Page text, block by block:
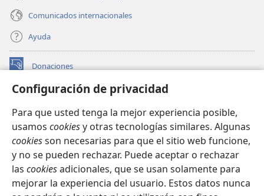
Configuración de privacidad
Para que usted tenga la mejor experiencia posible,
usamos cookiesy otras tecnologías similares. Algunas
cookiesson necesarias para que el sitio web funcione,
y no se pueden rechazar. Puede aceptar o rechazar
las cookiesadicionales, que se usan solamente para
mejorar la experiencia del usuario. Estos datos nunca
Comunicados internacionales
Ayuda
Donaciones
(abre
una
nueva BIBLIOTECA EN LÍNEA Watchtower™
una
nueva
ventana)
JW Hub
(abre
una
nueva
ventana)
JW Library
Watchtower Library